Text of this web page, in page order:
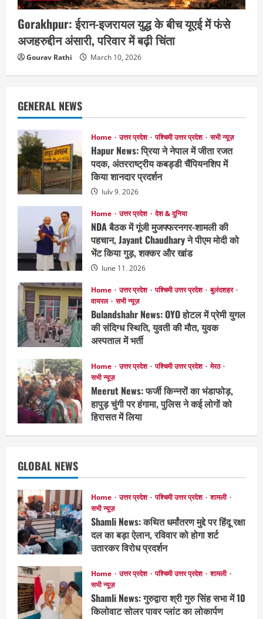
Gorakhpur: ईरान-इजरायल युद्ध के बीच यूएई में फंसे
अजहरुद्दीन अंसारी, परिवार में बढ़ी चिंता
Gourav Rathi March 10, 2026
GENERAL NEWS
Home उत्तर प्रदेश पश्चिमी उत्तर प्रदेश सभी न्यूज़
Hapur News: प्रिया ने नेपाल में जीता रजत
पदक, अंतरराष्ट्रीय कबड्डी चैंपियनशिप में
किया शानदार प्रदर्शन
July 9, 2026
Home उत्तर प्रदेश देश & दुनिया
NDA बैठक में गूंजी मुजफ्फरनगर-शामली की
पहचान, Jayant Chaudhary ने पीएम मोदी को
भेंट किया गुड़, शक्कर और खांड
June 11, 2026
Home उत्तर प्रदेश पश्चिमी उत्तर प्रदेश
बुलंदशहर
वायरल
सभी न्यूज़
Bulandshahr News: OYO होटल में प्रेमी युगल
की संदिग्ध स्थिति, युवती की मौत, युवक
अस्पताल में भर्ती
Home
उत्तर प्रदेश पश्चिमी उत्तर प्रदेश
मेरठ
सभी न्यूज़
Meerut News: फर्जी किन्नरों का भंडाफोड़,
हापुड़ चुंगी पर हंगामा, पुलिस ने कई लोगों को
हिरासत में लिया
GLOBAL NEWS
Home उत्तर प्रदेश पश्चिमी उत्तर प्रदेश
शामली
सभी न्यूज़
Shamli News: कथित धर्मांतरण मुद्दे पर हिंदू रक्षा
दल का बड़ा ऐलान, रविवार को होगा शर्ट
उतारकर विरोध प्रदर्शन
Home
उत्तर प्रदेश पश्चिमी उत्तर प्रदेश
शामली
सभी न्यूज़
Shamli News: गुरुद्वारा श्री गुरु सिंह सभा में 10
किलोवाट सोलर पावर प्लांट का लोकार्पण